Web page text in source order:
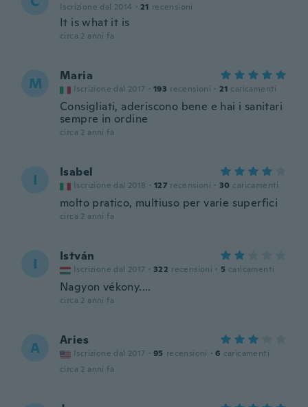
Iscrizione dal 2014 · 21 recensioni
It is what it is
circa 2 anni fa
M Maria
Iscrizione dal 2017 · 193 recensioni · 21 caricamenti
Consigliati, aderiscono bene e hai i sanitari
sempre in ordine
circa 2 anni fa
I Isabel
Iscrizione dal 2018 · 127 recensioni · 30 caricamenti
molto pratico, multiuso per varie superfici
circa 2 anni fa
I István
Iscrizione dal 2017 · 322 recensioni · 5 caricamenti
Nagyon vékony....
circa 2 anni fa
A Aries
Iscrizione dal 2017 · 95 recensioni · 6 caricamenti
circa 2 anni fa